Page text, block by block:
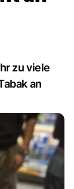
zu viele
an